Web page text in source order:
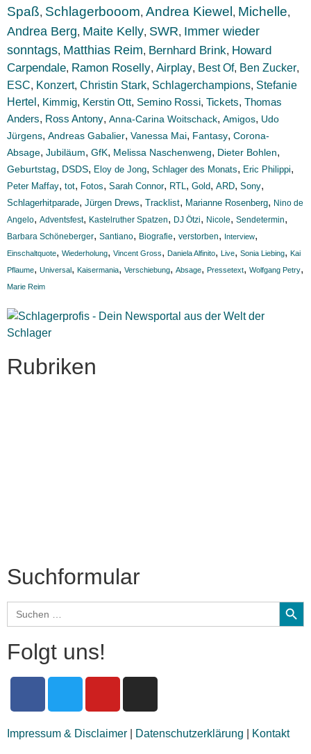
Spaß, Schlagerbooom, Andrea Kiewel , Michelle,
Andrea Berg, Maite Kelly, SWR, Immer wieder
sonntags, Matthias Reim, Bernhard Brink, Howard
Carpendale, Ramon Roselly, Airplay, Best Of, Ben Zucker,
ESC, Konzert, Christin Stark, Schlagerchampions, Stefanie
Hertel , Kimmig, Kerstin Ott, Semino Rossi, Tickets, Thomas
Anders, Ross Antony, Anna-Carina Woitschack, Amigos, Udo
Jürgens, Andreas Gabalier, Vanessa Mai, Fantasy, Corona-
Absage, Jubiläum, GfK, Melissa Naschenweng, Dieter Bohlen,
Geburtstag, DSDS, Eloy de Jong, Schlager des Monats, Eric Philippi,
Peter Maffay, tot, Fotos, Sarah Connor, RTL , Gold, ARD, Sony,
Schlagerhitparade, Jürgen Drews, Tracklist, Marianne Rosenberg, Nino de
Angelo, Adventsfest, Kastelruther Spatzen, DJ Ötzi, Nicole, Sendetermin,
Barbara Schöneberger, Santiano, Biografie, verstorben, Interview,
Einschaltquote, Wiederholung, Vincent Gross, Daniela Alfinito, Live, Sonia Liebing, Kai
Pflaume, Universal, Kaisermania, Verschiebung, Absage, Pressetext, Wolfgang Petry,
Marie Reim
Rubriken
Suchformular
Search
for:
Folgt uns!
Impressum & Disclaimer Datenschutzerklärung Kontakt